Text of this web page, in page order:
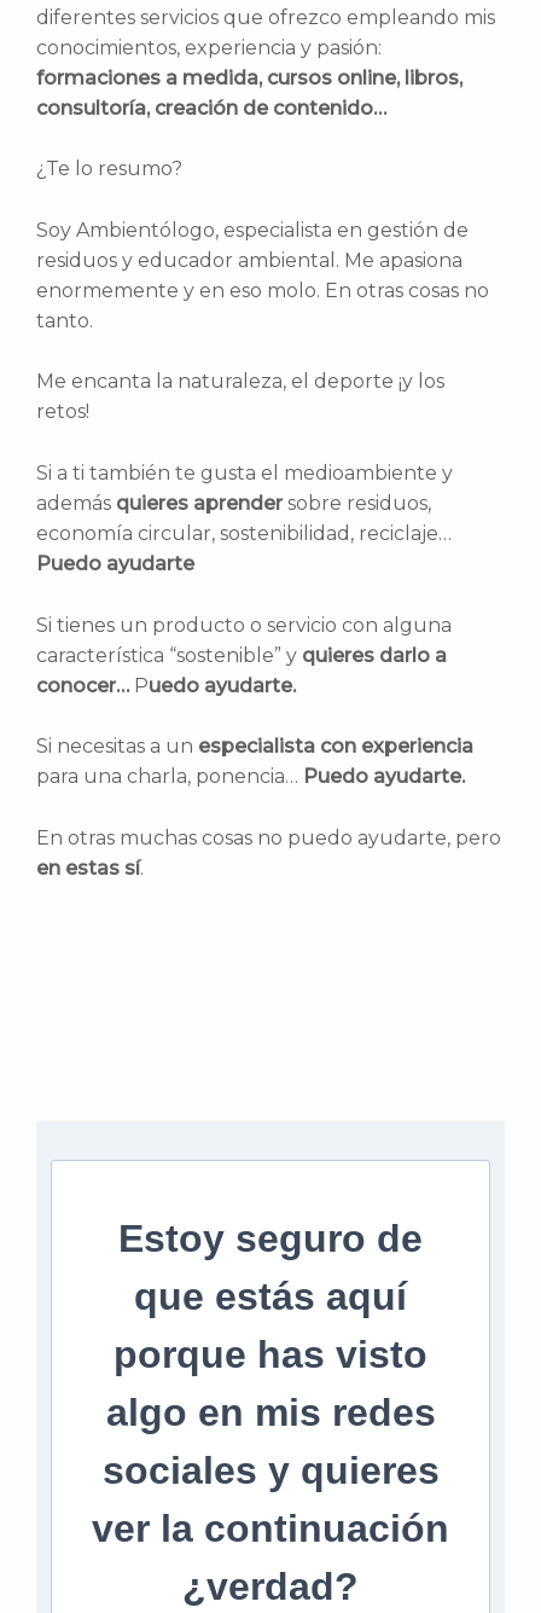
diferentes servicios que ofrezco empleando mis
conocimientos, experiencia y pasión:
formaciones a medida, cursos online, libros,
consultoría, creación de contenido…
¿Te lo resumo?
Soy Ambientólogo, especialista en gestión de
residuos y educador ambiental. Me apasiona
enormemente y en eso molo. En otras cosas no
tanto.
Me encanta la naturaleza, el deporte ¡y los
retos!
Si a ti también te gusta el medioambiente y
además quieres aprendersobre residuos,
economía circular, sostenibilidad, reciclaje…
Puedo ayudarte
Si tienes un producto o servicio con alguna
característica “sostenible” y quieres darlo a
conocer…Puedo ayudarte.
Si necesitas a un especialista con experiencia
para una charla, ponencia… Puedo ayudarte.
En otras muchas cosas no puedo ayudarte, pero
en estas sí.
Estoy seguro de
que estás aquí
porque has visto
algo en mis redes
sociales y quieres
ver la continuación
¿verdad?